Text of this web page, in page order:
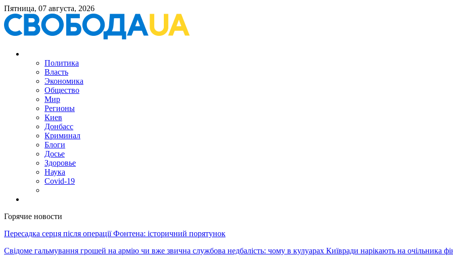
Пятница, 07 августа, 2026
Политика
Власть
Экономика
Общество
Мир
Регионы
Киев
Донбасс
Криминал
Блоги
Досье
Здоровье
Наука
Covid-19
Горячие новости
Пересадка серця після операції Фонтена: історичний порятунок
Свідоме гальмування грошей на армію чи вже звична службова недбалість: чому в кулуарах Київради нарікають на очільника